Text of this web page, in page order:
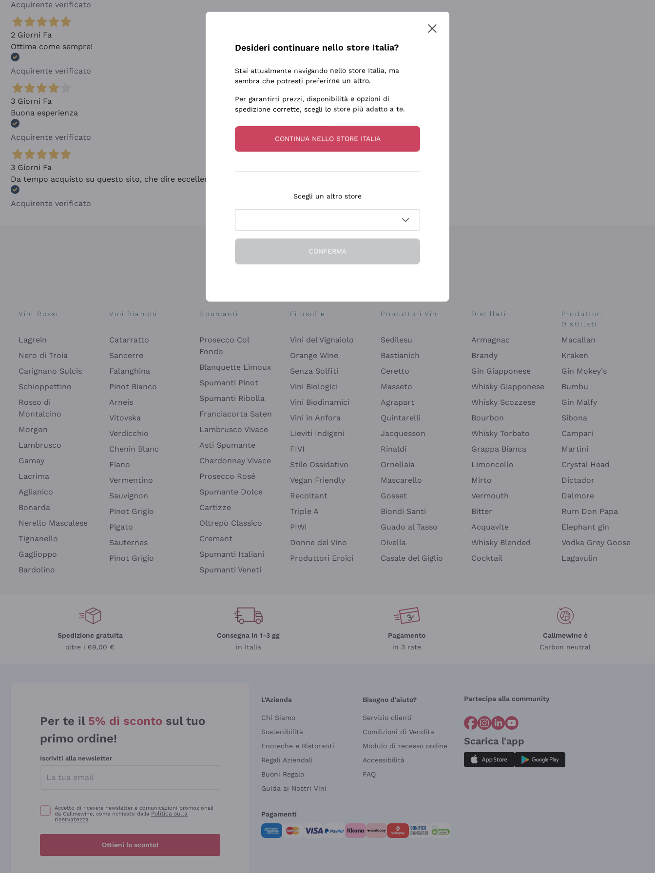
Acquirente verificato
2 Giorni Fa
Ottima come sempre!
Acquirente verificato
3 Giorni Fa
Buona esperienza
Acquirente verificato
3 Giorni Fa
Da tempo acquisto su questo sito, che dire eccellente
Acquirente verificato
Vini Rossi
Lagrein
Nero di Troia
Carignano Sulcis
Schioppettino
Rosso di
Montalcino
Morgon
Lambrusco
Gamay
Lacrima
Aglianico
Bonarda
Nerello Mascalese
Tignanello
Gaglioppo
Bardolino
Vini Bianchi
Catarratto
Sancerre
Falanghina
Pinot Bianco
Arneis
Vitovska
Verdicchio
Chenin Blanc
Fiano
Vermentino
Sauvignon
Pinot Grigio
Pigato
Sauternes
Pinot Grigio
Spumanti
Prosecco Col
Fondo
Blanquette Limoux
Spumanti Pinot
Spumanti Ribolla
Franciacorta Saten
Lambrusco Vivace
Asti Spumante
Chardonnay Vivace
Prosecco Rosé
Spumante Dolce
Cartizze
Oltrepò Classico
Cremant
Spumanti Italiani
Spumanti Veneti
Filosofie
Vini del Vignaiolo
Orange Wine
Senza Solfiti
Vini Biologici
Vini Biodinamici
Vini in Anfora
Lieviti Indigeni
FIVI
Stile Ossidativo
Vegan Friendly
Recoltant
Triple A
PIWI
Donne del Vino
Produttori Eroici
Produttori Vini
Sedilesu
Bastianich
Ceretto
Masseto
Agrapart
Quintarelli
Jacquesson
Rinaldi
Ornellaia
Mascarello
Gosset
Biondi Santi
Guado al Tasso
Divella
Casale del Giglio
Distillati
Armagnac
Brandy
Gin Giapponese
Whisky Giapponese
Whisky Scozzese
Bourbon
Whisky Torbato
Grappa Bianca
Limoncello
Mirto
Vermouth
Bitter
Acquavite
Whisky Blended
Cocktail
Produttori
Distillati
Macallan
Kraken
Gin Mokey's
Bumbu
Gin Malfy
Sibona
Campari
Martini
Crystal Head
Dictador
Dalmore
Rum Don Papa
Elephant gin
Vodka Grey Goose
Lagavulin
Spedizione gratuita
oltre i 69,00 €
Consegna in 1-3 gg
in Italia
Pagamento
in 3 rate
Callmewine è
Carbon neutral
Per te il 5% di sconto sul tuo
primo ordine!
Iscriviti alla newsletter
Accetto di ricevere newsletter e comunicazioni promozionali
da Callmewine, come richiesto dalla Politica sulla
riservatezza
Ottieni lo sconto!
L'Azienda
Chi Siamo
Sostenibilità
Enoteche e Ristoranti
Regali Aziendali
Buoni Regalo
Guida ai Nostri Vini
Bisogno d'aiuto?
Servizio clienti
Condizioni di Vendita
Modulo di recesso ordine
Accessibilità
FAQ
Partecipa alla community
Scarica l'app
Pagamenti
Desideri continuare nello store Italia?
Stai attualmente navigando nello store Italia, ma
sembra che potresti preferirne un altro.
Per garantirti prezzi, disponibilità e opzioni di
spedizione corrette, scegli lo store più adatto a te.
CONTINUA NELLO STORE ITALIA
Scegli un altro store
CONFERMA